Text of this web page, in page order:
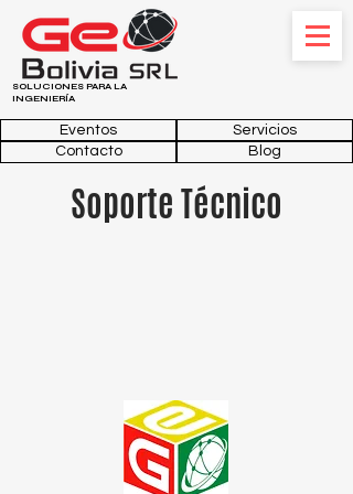
SOLUCIONES PARA LA
INGENIERÍA
Contacto
Eventos
Blog
Servicios
Soporte Técnico